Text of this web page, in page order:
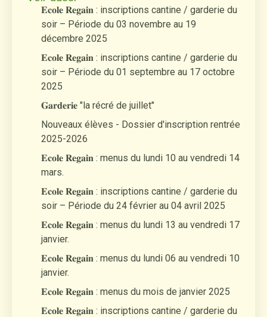
𝐄𝐜𝐨𝐥𝐞 𝐑𝐞𝐠𝐚𝐢𝐧 : inscriptions cantine / garderie du
soir – Période du 03 novembre au 19
décembre 2025
𝐄𝐜𝐨𝐥𝐞 𝐑𝐞𝐠𝐚𝐢𝐧 : inscriptions cantine / garderie du
soir – Période du 01 septembre au 17 octobre
2025
𝐆𝐚𝐫𝐝𝐞𝐫𝐢𝐞 "la récré de juillet"
Nouveaux élèves - Dossier d'inscription rentrée
2025-2026
𝐄𝐜𝐨𝐥𝐞 𝐑𝐞𝐠𝐚𝐢𝐧 : menus du lundi 10 au vendredi 14
mars.
𝐄𝐜𝐨𝐥𝐞 𝐑𝐞𝐠𝐚𝐢𝐧 : inscriptions cantine / garderie du
soir – Période du 24 février au 04 avril 2025
𝐄𝐜𝐨𝐥𝐞 𝐑𝐞𝐠𝐚𝐢𝐧 : menus du lundi 13 au vendredi 17
janvier.
𝐄𝐜𝐨𝐥𝐞 𝐑𝐞𝐠𝐚𝐢𝐧 : menus du lundi 06 au vendredi 10
janvier.
𝐄𝐜𝐨𝐥𝐞 𝐑𝐞𝐠𝐚𝐢𝐧 : menus du mois de janvier 2025
𝐄𝐜𝐨𝐥𝐞 𝐑𝐞𝐠𝐚𝐢𝐧 : inscriptions cantine / garderie du